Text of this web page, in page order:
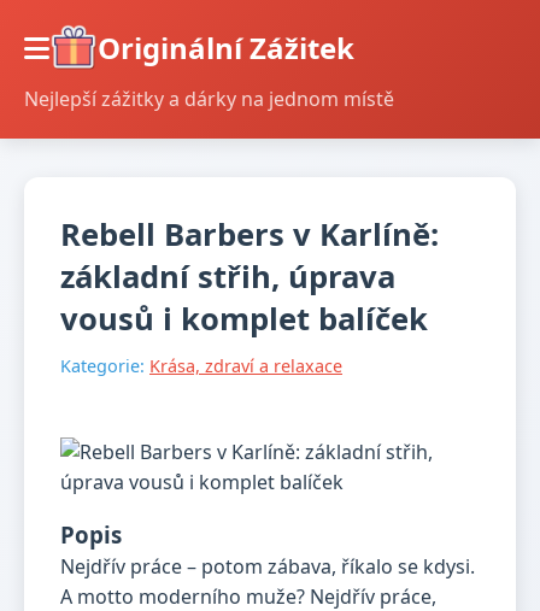
Originální Zážitek
Nejlepší zážitky a dárky na jednom místě
Rebell Barbers v Karlíně:
základní střih, úprava
vousů i komplet balíček
Kategorie: Krása, zdraví a relaxace
Popis
Nejdřív práce – potom zábava, říkalo se kdysi.
A motto moderního muže? Nejdřív práce,